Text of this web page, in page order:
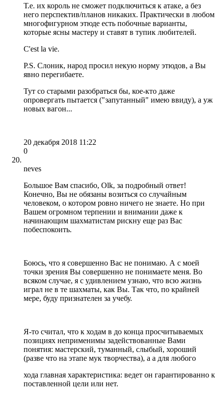
Т.е. их король не сможет подключиться к атаке, а без
него перспектив/планов никаких. Практически в любом
многофигурном этюде есть побочные варианты,
которые ясны мастеру и ставят в тупик любителей.
C'est la vie.
P.S. Слоник, народ просил некую норму этюдов, а Вы
явно перегибаете.
Тут со старыми разобраться бы, кое-кто даже
опровергать пытается ("запутанный" имею ввиду), а уж
новых вагон...
20 декабря 2018 11:22
0
neves
Большое Вам спасибо, Olk, за подробный ответ!
Конечно, Вы не обязаны возиться со случайным
человеком, о котором ровно ничего не знаете. Но при
Вашем огромном терпении и внимании даже к
начинающим шахматистам рискну еще раз Вас
побеспокоить.
Боюсь, что я совершенно Вас не понимаю. А с моей
точки зрения Вы совершенно не понимаете меня. Во
всяком случае, я с удивлением узнаю, что всю жизнь
играл не в те шахматы, как Вы. Так что, по крайней
мере, буду признателен за учебу.
Я-то считал, что к ходам в до конца просчитываемых
позициях неприменимы задействованные Вами
понятия: мастерский, туманный, слыбый, хороший
(разве что на этапе мук творчества), а а для любого
хода главная характеристика: ведет он гарантированно к
поставленной цели или нет.